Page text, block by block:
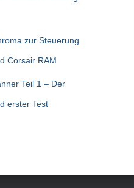
zur Steuerung
Corsair RAM
Teil 1 – Der
erster Test